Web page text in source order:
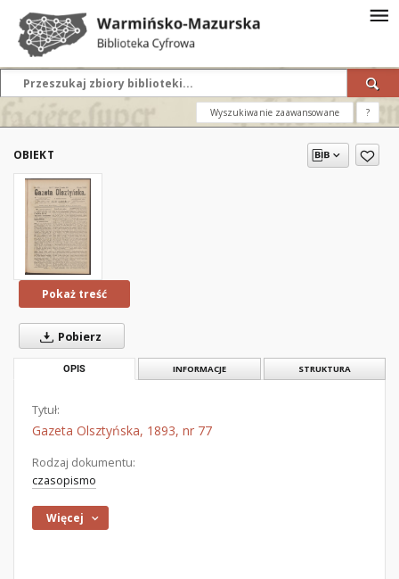
Wyszukiwanie zaawansowane ?
OBIEKT
Pokaż treść
Pobierz
OPIS INFORMACJE STRUKTURA
Tytuł:
Gazeta Olsztyńska, 1893, nr 77
Rodzaj dokumentu:
czasopismo
Więcej